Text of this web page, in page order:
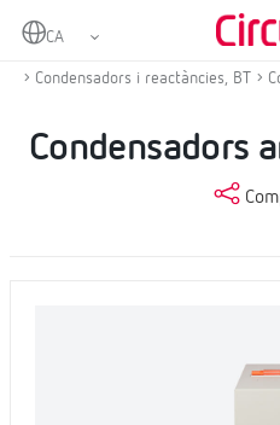
Home
Condensadors i reactàncies, BT
Condensadors